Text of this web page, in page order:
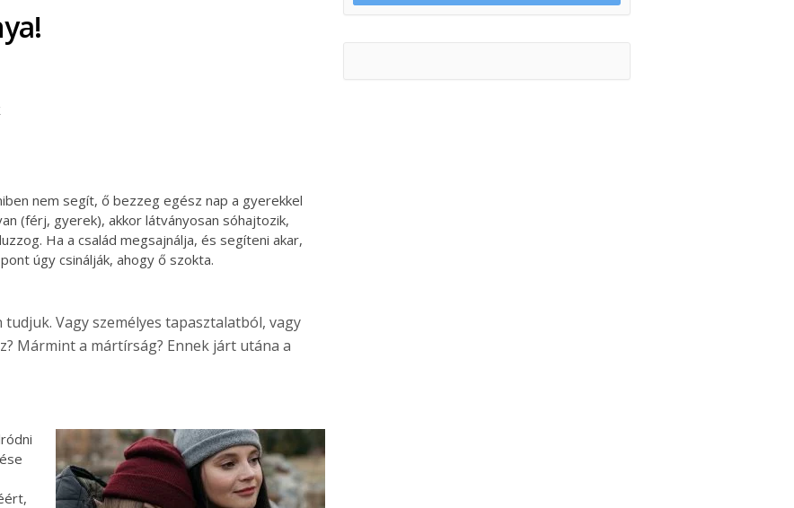
nem segít, ő bezzeg egész nap a gyerekkel
(férj, gyerek), akkor látványosan sóhajtozik,
Ha a család megsajnálja, és segíteni akar,
úgy csinálják, ahogy ő szokta.
Vagy személyes tapasztalatból, vagy
Mármint a mártírság? Ennek járt utána a